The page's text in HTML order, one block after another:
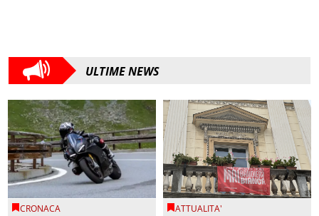
ULTIME NEWS
CRONACA ATTUALITA'